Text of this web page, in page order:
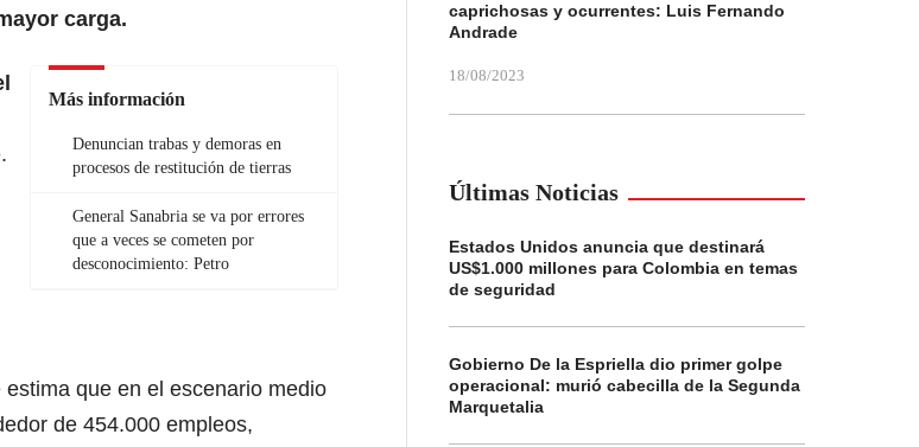
carga.
Más información
Denuncian trabas y demoras en
procesos de restitución de tierras
General Sanabria se va por errores
que a veces se cometen por
desconocimiento: Petro
que en el escenario medio
de 454.000 empleos,
caprichosas y ocurrentes: Luis Fernando
Andrade
18/08/2023
Últimas Noticias
Estados Unidos anuncia que destinará
US$1.000 millones para Colombia en temas
de seguridad
Gobierno De la Espriella dio primer golpe
operacional: murió cabecilla de la Segunda
Marquetalia